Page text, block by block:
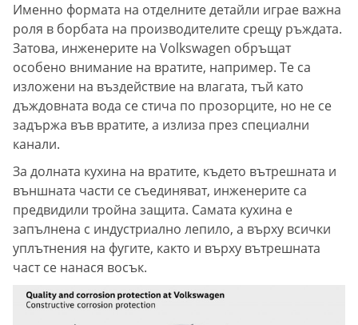
Именно формата на отделните детайли играе важна
роля в борбата на производителите срещу ръждата.
Затова, инженерите на Volkswagen обръщат
особено внимание на вратите, например. Те са
изложени на въздействие на влагата, тъй като
дъждовната вода се стича по прозорците, но не се
задържа във вратите, а излиза през специални
канали.
За долната кухина на вратите, където вътрешната и
външната части се съединяват, инженерите са
предвидили тройна защита. Самата кухина е
запълнена с индустриално лепило, а върху всички
уплътнения на фугите, както и върху вътрешната
част се нанася восък.